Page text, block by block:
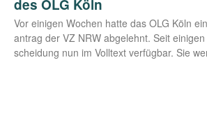
des OLG Köln
Vor eini­gen Wochen hat­te das OLG Köln
an­trag der VZ NRW abge­lehnt. Seit
schei­dung nun im Voll­text ver­füg­bar. Sie